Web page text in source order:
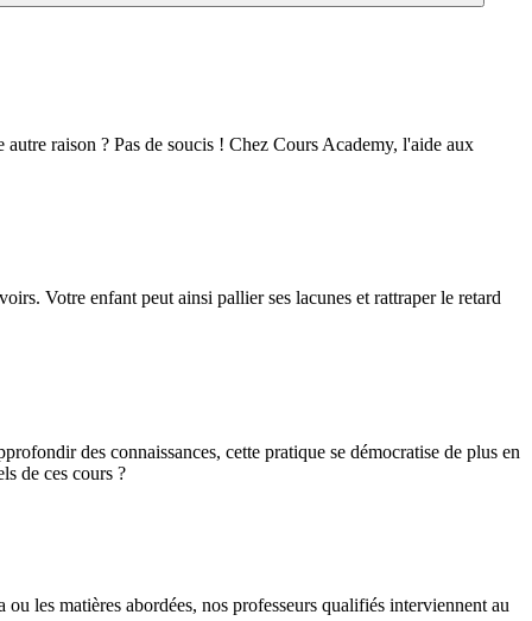
raison ? Pas de soucis ! Chez Cours Academy, l'aide aux
Votre enfant peut ainsi pallier ses lacunes et rattraper le retard
des connaissances, cette pratique se démocratise de plus en
de ces cours ?
les matières abordées, nos professeurs qualifiés interviennent au